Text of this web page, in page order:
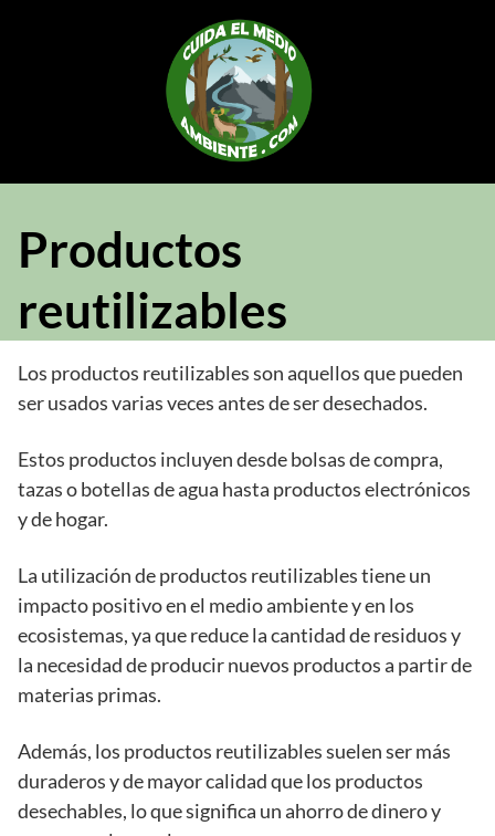
Productos
reutilizables
Los productos reutilizables son aquellos que pueden
ser usados varias veces antes de ser desechados.
Estos productos incluyen desde bolsas de compra,
tazas o botellas de agua hasta productos electrónicos
y de hogar.
La utilización de productos reutilizables tiene un
impacto positivo en el medio ambiente y en los
ecosistemas, ya que reduce la cantidad de residuos y
la necesidad de producir nuevos productos a partir de
materias primas.
Además, los productos reutilizables suelen ser más
duraderos y de mayor calidad que los productos
desechables, lo que significa un ahorro de dinero y